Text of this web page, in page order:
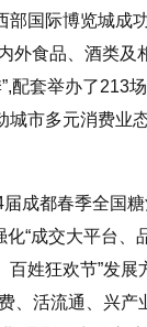
部国际博览城成
外食品、酒类及
配套举办了213
市多元消费业
成都春季全国
化“成交大平台、
百姓狂欢节”发展
、活流通、兴产